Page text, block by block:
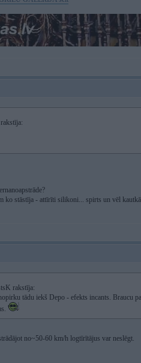
ko stāstīja - attīrīti silikoni... spirts un vēl
rakstīja:
tādu iekš Depo - efekts incants. Braucu
no~50-60 km/h logtīrītājus var neslēgt.